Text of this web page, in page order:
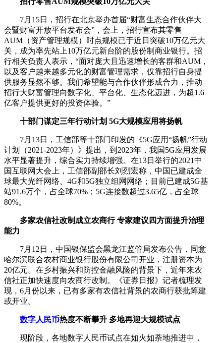
7月15日，招行在北京举办首届“财富生态合作伙伴大
会暨财富开放平台发布会”，会上，招行宣布其零售
AUM（资产管理规模）时点规模已于近日突破10万亿元大
关，成为率先站上10万亿元新台阶的股份制商业银行。招
行相关负责人表示，“面对庞大且迅速增长的客群和AUM，
以及客户越来越多元化的财富管理需求，仅靠招行自身提
供服务显然不够。我们希望能与合作伙伴形成合力，推动
招行大财富管理向数字化、平台化、生态化迈进，为超1.6
亿客户提供更好的投资体验。”
十部门谋定三年行动计划 5G大规模应用将扬帆
7月13日，工信部等十部门印发的《5G应用“扬帆”行动
计划（2021-2023年）》提出，到2023年，我国5G应用发展
水平显著提升，综合实力持续增强。在13日举行的2021中
国互联网大会上，工信部副部长刘烈宏称，中国已建成全
球最大光纤网络、4G和5G独立组网网络；目前已建成5G基
站91.6万个，占全球70%；5G连接数超过3.65亿，占全球
80%。
多家农信社改制成立农商行 专家建议四方面提升治理
能力
7月12日，中国银保监会黑龙江监管局发布公告，同意
哈尔滨联合农村商业银行股份有限公司开业，注册资本为
20亿元。在乡村振兴和防控金融风险的背景下，近年来农
信社正加快速度向农商行改制。《证券日报》记者梳理发
现，6月份以来，已有多家有农信社背景的农商行获批筹建
或开业。
数字人民币热度不断攀升 多地再迎大规模试点
现阶段，各地数字人民币试点在如火如荼地推进中，